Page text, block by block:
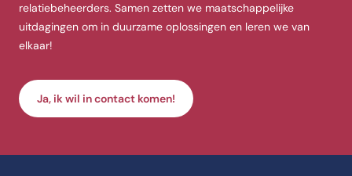
relatiebeheerders. Samen zetten we maatschappelijke
uitdagingen om in duurzame oplossingen en leren we van
elkaar!
Ja, ik wil in contact komen!